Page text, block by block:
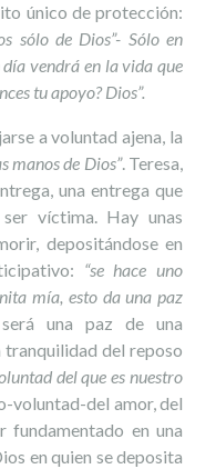
único de protección:
sólo de Dios”- Sólo en
día vendrá en la vida que
tu apoyo? Dios”.
a voluntad ajena, la
manos de Dios”. Teresa,
una entrega que
víctima. Hay unas
depositándose en
“se hace uno
mía, esto da una paz
una paz de una
tranquilidad del reposo
del que es nuestro
voluntad-del amor, del
fundamentado en una
en quien se deposita